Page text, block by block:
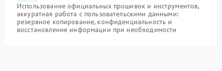
Использование официальных прошивок и инструментов,
аккуратная работа с пользовательскими данными:
резервное копирование, конфиденциальность и
восстановление информации при необходимости